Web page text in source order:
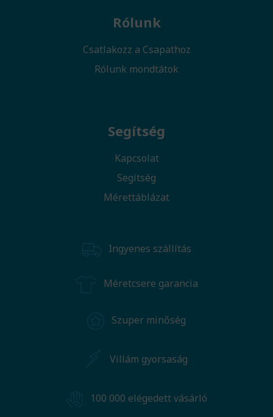
Rólunk
Csatlakozz a Csapathoz
Rólunk mondtátok
Segítség
Kapcsolat
Segítség
Mérettáblázat
Ingyenes szállítás
Méretcsere garancia
Szuper minőség
Villám gyorsaság
100 000 elégedett vásárló